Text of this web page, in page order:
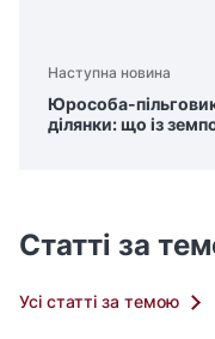
Наступна новина
Юрособа-
ділянки: що із
Статті за
Усі статті за темою